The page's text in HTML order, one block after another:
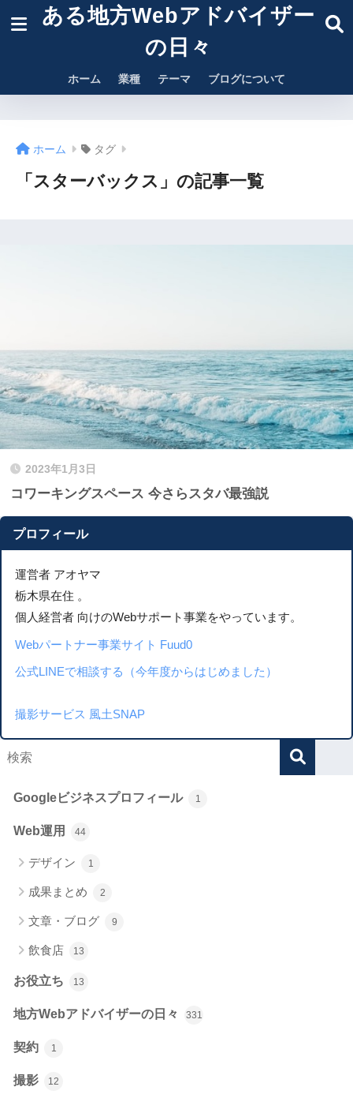
ある地方Webアドバイザー
の日々
ホーム 業種 テーマ ブログについて
ホーム タグ
「スターバックス」の記事一覧
2023年1月3日
コワーキングスペース 今さらスタバ最強説
プロフィール
運営者 アオヤマ
栃木県在住 。
個人経営者 向けのWebサポート事業をやっています。
Webパートナー事業サイト Fuud0
公式LINEで相談する（今年度からはじめました）
撮影サービス 風土SNAP
Googleビジネスプロフィール 1
Web運用 44
デザイン 1
成果まとめ 2
文章・ブログ 9
飲食店 13
お役立ち 13
地方Webアドバイザーの日々 331
契約 1
撮影 12